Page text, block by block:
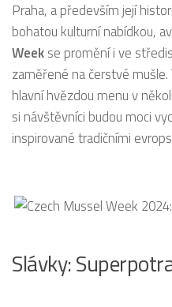
Praha, a především její
bohatou kulturní nabídkou,
Weekse promění i ve
zaměřené na čerstvé
hlavní hvězdou menu v
si návštěvníci budou moci
inspirované tradičními
Slávky: